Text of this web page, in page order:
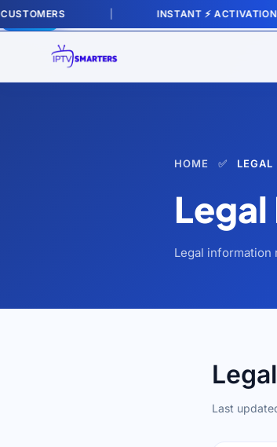
INSTANT ⚡ ACTIVATION
Order
HOME ✅
Legal
Last